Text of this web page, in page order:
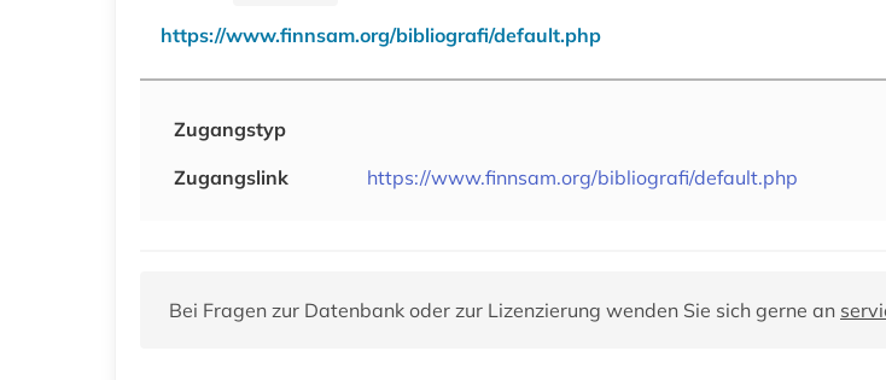
https://www.finnsam.org/bibliografi/default.php
Zugangstyp
Zugangslink
https://www.finnsam.org/bibliografi/default.php
Bei Fragen zur Datenbank oder zur Lizenzierung wenden Sie sich gerne an